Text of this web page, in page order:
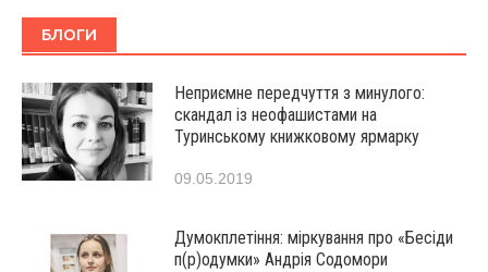
БЛОГИ
Неприємне передчуття з минулого:
скандал із неофашистами на
Туринському книжковому ярмарку
09.05.2019
Думокплетіння: міркування про «Бесіди
п(р)одумки» Андрія Содомори